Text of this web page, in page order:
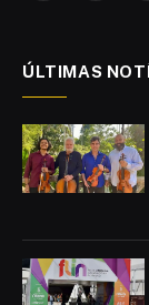
ÚLTIMAS